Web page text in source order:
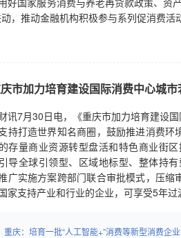
动，推动金融机构积极参与系列促消费活
庆市加力培育建设国际消费中心城
讯7月30日电，《重庆市加力培育建设
持打造世界知名商圈，鼓励推进消费
存量商业资源转型盘活和特色商业街
导全球引领型、区域地标型、整体持
广实施方案跨部门联合审批模式，压
家支持产业和行业的企业，可享受5年
重庆：培育一批“人工智能+”消费等新型消费企业